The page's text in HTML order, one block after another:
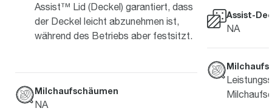
Assist™ Lid (Deckel) garantiert, dass
der Deckel leicht abzunehmen ist,
während des Betriebs aber festsitzt.
Milchaufschäumen
NA
Assist-
NA